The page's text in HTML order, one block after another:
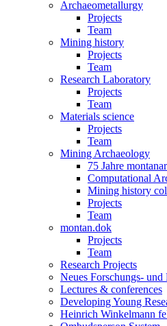
Archaeometallurgy
Projects
Team
Mining history
Projects
Team
Research Laboratory
Projects
Team
Materials science
Projects
Team
Mining Archaeology
75 Jahre
Computational
Mining history
Projects
Team
montan.dok
Projects
Team
Research Projects
Neues Forschungs- und
Lectures & conferences
Developing Young
Heinrich Winkelmann